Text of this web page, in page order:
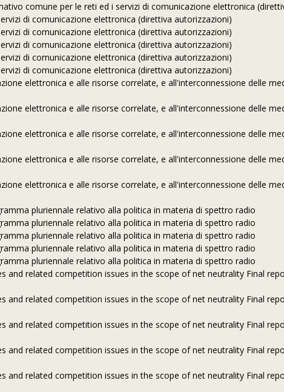
comune per le reti ed i servizi di comunicazione elettronica
di comunicazione elettronica (direttiva autorizzazioni)
di comunicazione elettronica (direttiva autorizzazioni)
di comunicazione elettronica (direttiva autorizzazioni)
di comunicazione elettronica (direttiva autorizzazioni)
di comunicazione elettronica (direttiva autorizzazioni)
elettronica e alle risorse correlate, e all'interconnessione delle
elettronica e alle risorse correlate, e all'interconnessione delle
elettronica e alle risorse correlate, e all'interconnessione delle
elettronica e alle risorse correlate, e all'interconnessione delle
elettronica e alle risorse correlate, e all'interconnessione delle
pluriennale relativo alla politica in materia di spettro radio
pluriennale relativo alla politica in materia di spettro radio
pluriennale relativo alla politica in materia di spettro radio
pluriennale relativo alla politica in materia di spettro radio
pluriennale relativo alla politica in materia di spettro radio
and related competition issues in the scope of net neutrality Final
and related competition issues in the scope of net neutrality Final
and related competition issues in the scope of net neutrality Final
and related competition issues in the scope of net neutrality Final
and related competition issues in the scope of net neutrality Final